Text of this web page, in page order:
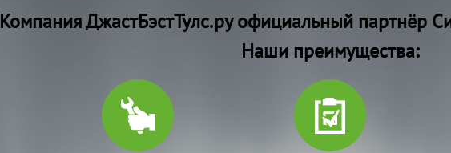
Компания ДжастБэстТулс.ру официальный партнёр
Наши преимущества: